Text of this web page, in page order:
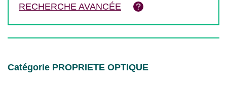
RECHERCHE AVANCÉE
Catégorie PROPRIETE OPTIQUE